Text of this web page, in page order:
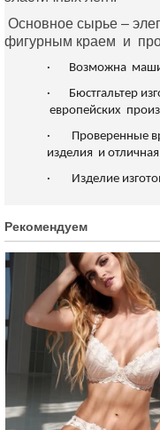
Основное сырье –
фигурным краем и
· Возможна
· Бюстгальтер
европейских
·
Проверенные
изделия и
·
Изделие
Рекомендуем